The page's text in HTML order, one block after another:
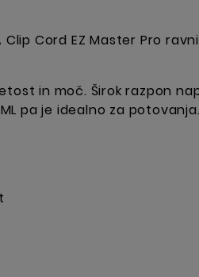
Clip Cord EZ Master Pro
in moč. Širok razpon
pa je idealno za potovanja.